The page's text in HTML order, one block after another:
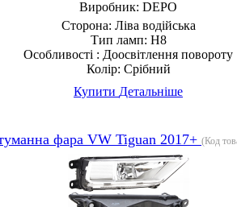
Виробник: DEPO
Сторона: Ліва водійська
Тип ламп: H8
Особливості : Доосвітлення повороту
Колір: Срібний
Купити Детальніше
фара VW Tiguan 2017+ (Код